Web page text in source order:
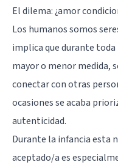
El dilema: ¿amor
Los humanos somos
implica que durante
mayor o menor medida,
conectar con otras
ocasiones se acaba
autenticidad.
Durante la infancia esta
aceptado/a es